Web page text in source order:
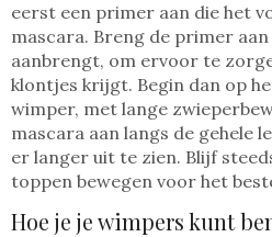
eerst een primer aan die het
mascara. Breng de primer
aanbrengt, om ervoor te
klontjes krijgt. Begin dan op
wimper, met lange
mascara aan langs de gehele
er langer uit te zien. Blijf
toppen bewegen voor het
Hoe je je wimpers kunt